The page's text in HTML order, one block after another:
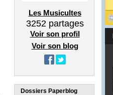
Les Musicultes
3252partages
Voir son profil
Voir son blog
Dossiers Paperblog